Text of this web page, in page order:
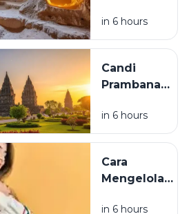
Derinkuyu
di Turki:
Keunikan,
dan Fakta
in 6 hours
Candi
Prambanan:
Legenda
Roro
dan
Keindahan
in 6 hours
Cara
Mengelola
in 6 hours